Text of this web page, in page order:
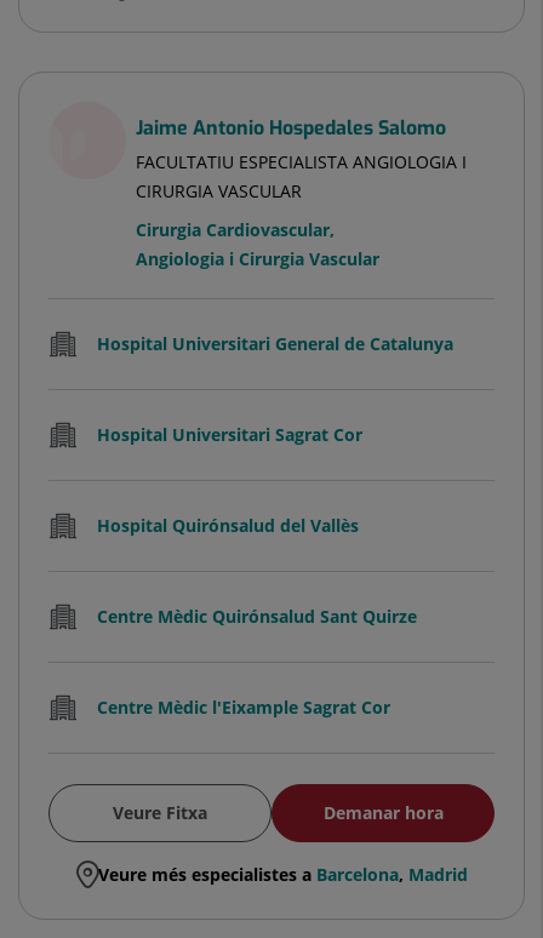
Jaime Antonio Hospedales Salomo
FACULTATIU ESPECIALISTA ANGIOLOGIA I
CIRURGIA VASCULAR
Cirurgia Cardiovascular,
Angiologia i Cirurgia Vascular
Hospital Universitari General de Catalunya
Hospital Universitari Sagrat Cor
Hospital Quirónsalud del Vallès
Centre Mèdic Quirónsalud Sant Quirze
Centre Mèdic l'Eixample Sagrat Cor
Veure Fitxa Demanar hora
Veure més especialistes a Barcelona, Madrid